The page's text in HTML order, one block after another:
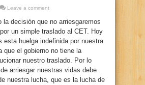
Leave a comment
la decisión que no arriesgaremos
un simple traslado al CET. Hoy
esta huelga indefinida por nuestra
que el gobierno no tiene la
nuestro traslado. Por lo
arriesgar nuestras vidas debe
nuestra lucha, que es la lucha de